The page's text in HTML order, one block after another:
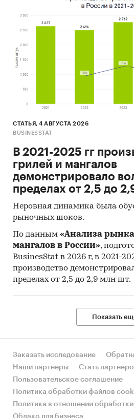
СТАТЬЯ, 4 АВГУСТА 2026
BUSINESSTAT
В 2021-2025 гг
грилей и мангалов
демонстрировало
пределах от 2,5 до
Неровная динамика была
рыночных шоков.
По данным «Анализа
мангалов в России»,
BusinesStat в 2026 г, в 2021-
производство
пределах от 2,5 до 2,9 млн шт.
Показать
Заказать исследование
Наши партнеры
Стать
Пользовательское соглашение
Политика обработки файлов
Политика в отношении
Облако для бизнеса